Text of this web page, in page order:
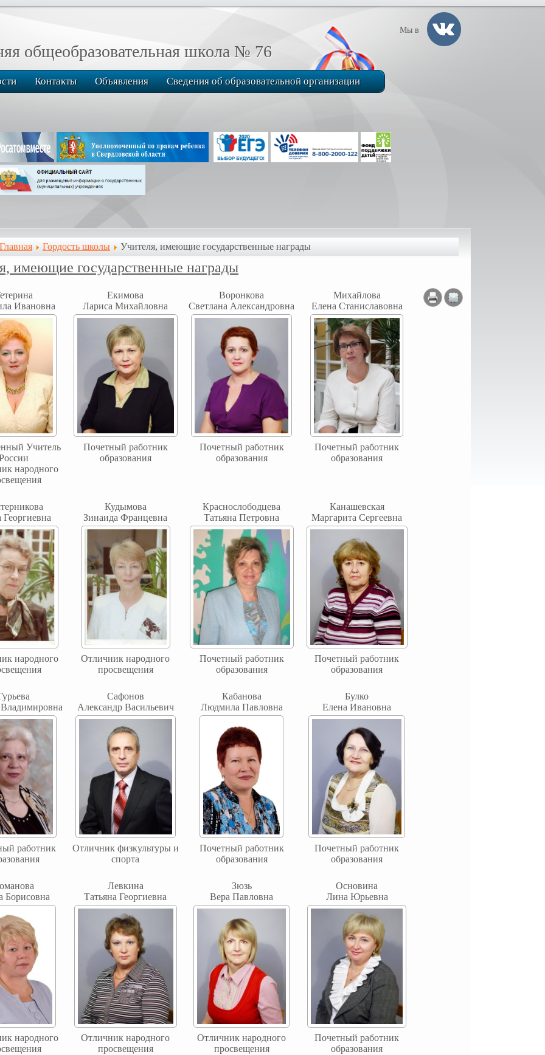
общеобразовательная школа № 76
Мы в
Контакты Объявления Сведения об образовательной организации
Главная Гордость школы Учителя, имеющие государственные награды
имеющие государственные награды
Ивановна
Екимова
Лариса Михайловна
Воронкова
Светлана Александровна
Михайлова
Елена Станиславовна
Учитель
народного
Почетный работник
образования
Почетный работник
образования
Почетный работник
образования
Георгиевна
Кудымова
Зинаида Францевна
Краснослободцева
Татьяна Петровна
Канашевская
Маргарита Сергеевна
народного
Отличник народного
просвещения
Почетный работник
образования
Почетный работник
образования
Владимировна
Сафонов
Александр Васильевич
Кабанова
Людмила Павловна
Булко
Елена Ивановна
работник
Отличник физкультуры и
спорта
Почетный работник
образования
Почетный работник
образования
Борисовна
Левкина
Татьяна Георгиевна
Зюзь
Вера Павловна
Основина
Лина Юрьевна
народного
Отличник народного
просвещения
Отличник народного
просвещения
Почетный работник
образования